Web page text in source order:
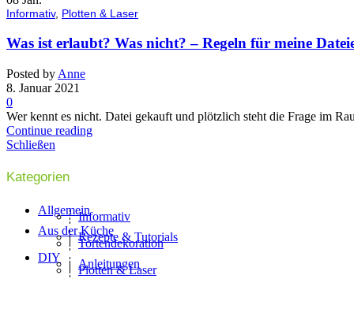
Informativ, Plotten & Laser
Was ist erlaubt? Was nicht? – Regeln für meine
Posted by Anne
8. Januar 2021
0
Wer kennt es nicht. Datei gekauft und plötzlich steht die Frage im
Continue reading
Schließen
Kategorien
AllgemeinInformativ
Aus der KücheRezepte & Tutorials
Tortendekoration
DIY
Anleitungen
Plotten & Laser